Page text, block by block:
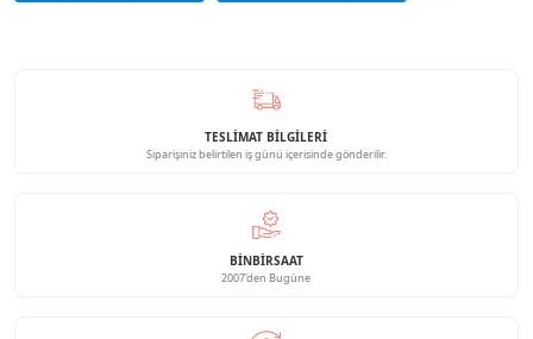
TESLİMAT BİLGİLERİ
Siparişiniz belirtilen iş günü içerisinde gönderilir.
BINBIRSAAT
2007'den Bugüne